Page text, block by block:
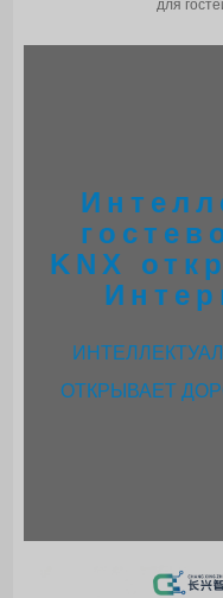
для
KNX
ОТКРЫВАЕТ